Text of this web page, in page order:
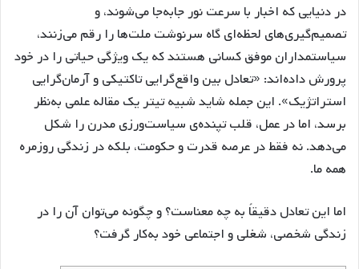
در دنیایی که اخبار با سرعت نور جابه‌جا می‌شوند، و
تصمیم‌گیری‌های لحظه‌ای گاه سرنوشت ملت‌ها را رقم می‌زنند،
سیاستمداران موفق کسانی هستند که یک ویژگی حیاتی را در خود
پرورش داده‌اند: «تعادل بین واقع‌گرایی تاکتیکی و آرمان‌گرایی
استراتژیک». این جمله شاید شبیه تیتر یک مقاله علمی به‌نظر
برسد، اما در عمل، قلب تپنده‌ی سیاست‌ورزی مدرن را شکل
می‌دهد. نه فقط در عرصه قدرت و حکومت، بلکه در زندگی روزمره
همه ما.
اما این تعادل دقیقاً به چه معناست؟ و چگونه می‌توان آن را در
زندگی شخصی، شغلی و اجتماعی خود به‌کار گرفت؟